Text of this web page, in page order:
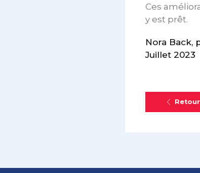
Ces
y est prêt.
Nora Back,
Juillet 2023